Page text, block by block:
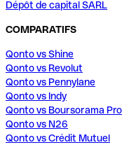
Dépôt de capital SARL
COMPARATIFS
Qonto vs Shine
Qonto vs Revolut
Qonto vs Pennylane
Qonto vs Indy
Qonto vs Boursorama Pro
Qonto vs N26
Qonto vs Crédit Mutuel